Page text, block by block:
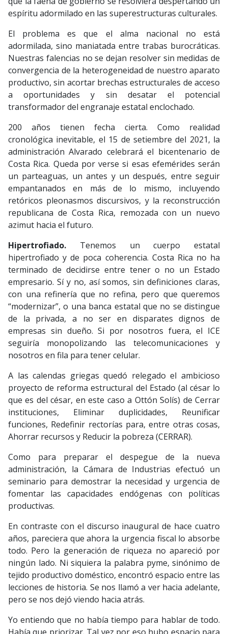
espíritu adormilado en las superestructuras culturales.
El problema es que el alma nacional no está
adormilada, sino maniatada entre trabas burocráticas.
Nuestras falencias no se dejan resolver sin medidas de
convergencia de la heterogeneidad de nuestro aparato
productivo, sin acortar brechas estructurales de acceso
a oportunidades y sin desatar el potencial
transformador del engranaje estatal enclochado.
200 años tienen fecha cierta. Como realidad
cronológica inevitable, el 15 de setiembre del 2021, la
administración Alvarado celebrará el bicentenario de
Costa Rica. Queda por verse si esas efemérides serán
un parteaguas, un antes y un después, entre seguir
empantanados en más de lo mismo, incluyendo
retóricos pleonasmos discursivos, y la reconstrucción
republicana de Costa Rica, remozada con un nuevo
azimut hacia el futuro.
Hipertrofiado. Tenemos un cuerpo estatal
hipertrofiado y de poca coherencia. Costa Rica no ha
terminado de decidirse entre tener o no un Estado
empresario. Sí y no, así somos, sin definiciones claras,
con una refinería que no refina, pero que queremos
“modernizar”, o una banca estatal que no se distingue
de la privada, a no ser en disparates dignos de
empresas sin dueño. Si por nosotros fuera, el ICE
seguiría monopolizando las telecomunicaciones y
nosotros en fila para tener celular.
A las calendas griegas quedó relegado el ambicioso
proyecto de reforma estructural del Estado (al césar lo
que es del césar, en este caso a Ottón Solís) de Cerrar
instituciones, Eliminar duplicidades, Reunificar
funciones, Redefinir rectorías para, entre otras cosas,
Ahorrar recursos y Reducir la pobreza (CERRAR).
Como para preparar el despegue de la nueva
administración, la Cámara de Industrias efectuó un
seminario para demostrar la necesidad y urgencia de
fomentar las capacidades endógenas con políticas
productivas.
En contraste con el discurso inaugural de hace cuatro
años, pareciera que ahora la urgencia fiscal lo absorbe
todo. Pero la generación de riqueza no apareció por
ningún lado. Ni siquiera la palabra pyme, sinónimo de
tejido productivo doméstico, encontró espacio entre las
lecciones de historia. Se nos llamó a ver hacia adelante,
pero se nos dejó viendo hacia atrás.
Yo entiendo que no había tiempo para hablar de todo.
Había que priorizar. Tal vez por eso hubo espacio para